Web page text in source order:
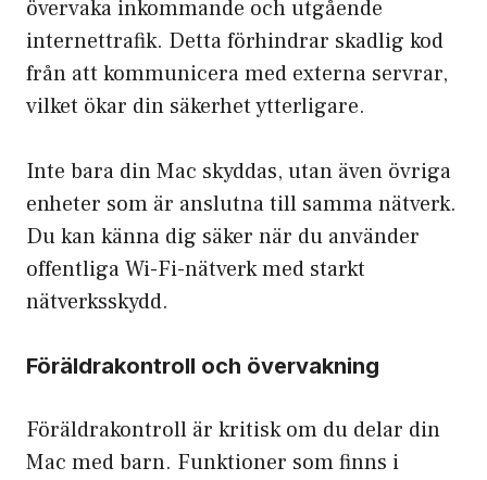
övervaka inkommande och utgående
internettrafik. Detta förhindrar skadlig kod
från att kommunicera med externa servrar,
vilket ökar din säkerhet ytterligare.
Inte bara din Mac skyddas, utan även övriga
enheter som är anslutna till samma nätverk.
Du kan känna dig säker när du använder
offentliga Wi-Fi-nätverk med starkt
nätverksskydd.
Föräldrakontroll och övervakning
Föräldrakontroll är kritisk om du delar din
Mac med barn. Funktioner som finns i